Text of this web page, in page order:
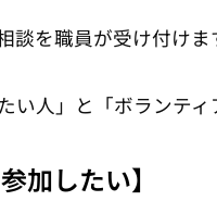
談を職員が受け付け
い人」と「ボランテ
加したい】